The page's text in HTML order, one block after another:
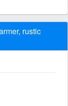
rustic